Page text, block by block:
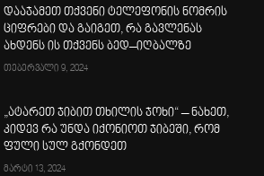
დააჯამეთ თქვენი ტელეფონის ნომრის
ციფრები და გაიგეთ, რა გავლენას
ახდენს ის თქვენს ბედ–იღბალზე
თებერვალი 9, 2024
„ატარეთ ჯიბით თხილის ჯოხი“ – ნახეთ,
კიდევ რა უნდა იქონიოთ ჯიბეში, რომ
ფული სულ გქონდეთ
მარტი 13, 2024